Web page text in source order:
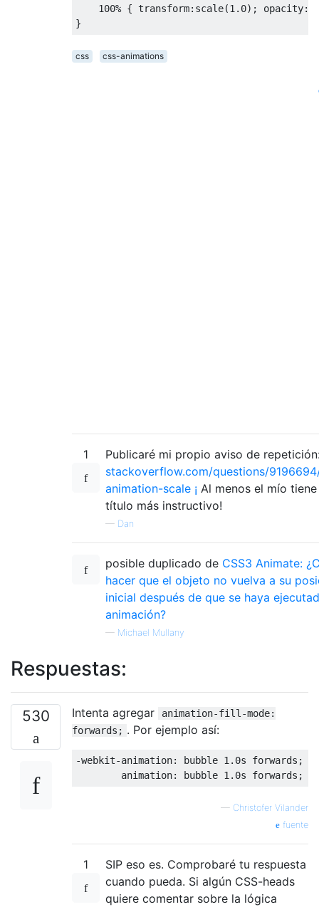
100% { transform: scale(1.0); opacity:
}
css css-animations
1
Publicaré mi propio aviso de
stackoverflow.com/questions/
animation-scale ¡ Al menos el mío
título más instructivo!
— Dan
posible duplicado de CSS3 Animate:
hacer que el objeto no vuelva a su
inicial después de que se haya
animación?
— Michael Mullany
Respuestas:
530 Intenta agregar
animation-fill-mode:
forwards; . Por ejemplo así:
-webkit-animation: bubble 1.0s forwards ;
animation: bubble 1.0s forwards ;
— Christofer Vilander
fuente
1
SIP eso es. Comprobaré tu respuesta
cuando pueda. Si algún CSS-heads
quiere comentar sobre la lógica